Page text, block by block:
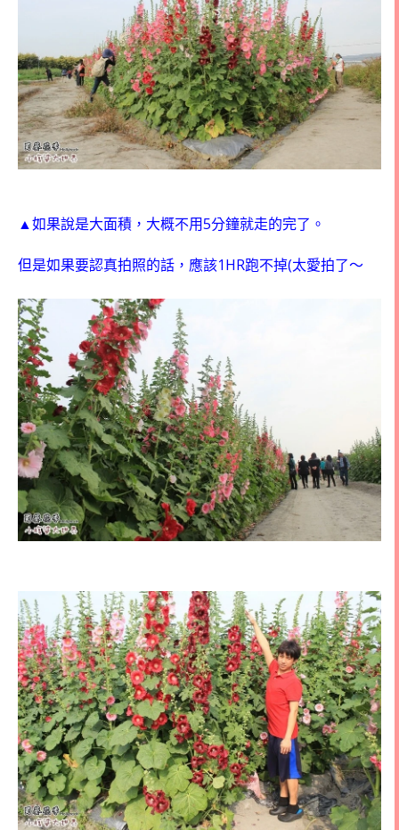
▲如果說是大面積，大概不用5分鐘就走的完了。
但是如果要認真拍照的話，應該1HR跑不掉(太愛拍了～